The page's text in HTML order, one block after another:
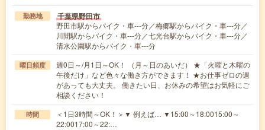
勤務地 千葉県野田市
野田市駅からバイク・車---分／梅郷駅からバイク・車---分／
川間駅からバイク・車---分／七光台駅からバイク・車---分／
清水公園駅からバイク・車---分
曜日頻度
週0日～/月1日～OK！ （月～日のあいだ） ★「火曜と木曜の
午後だけ」など色々な働き方ができます！ ★お仕事ゼロの週
があっても大丈夫。 働きたい日、お休みの希望はお気軽にご
相談ください！
時間
＜1日3時間～OK！＞▼ 例えば… ▼15:00～18:0015:00～
22:0017:00～22:…